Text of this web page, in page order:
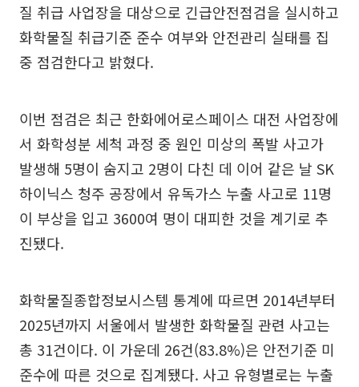
질 취급 사업장을 대상으로 긴급안전점검을 실시하고
화학물질 취급기준 준수 여부와 안전관리 실태를 집
중 점검한다고 밝혔다.
이번 점검은 최근 한화에어로스페이스 대전 사업장에
서 화학성분 세척 과정 중 원인 미상의 폭발 사고가
발생해 5명이 숨지고 2명이 다친 데 이어 같은 날 SK
하이닉스 청주 공장에서 유독가스 누출 사고로 11명
이 부상을 입고 3600여 명이 대피한 것을 계기로 추
진됐다.
화학물질종합정보시스템 통계에 따르면 2014년부터
2025년까지 서울에서 발생한 화학물질 관련 사고는
총 31건이다. 이 가운데 26건(83.8%)은 안전기준 미
준수에 따른 것으로 집계됐다. 사고 유형별로는 누출